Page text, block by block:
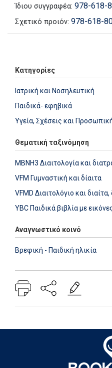
Ίδιου συγγραφέα: 978-618-
Σχετικό προιόν: 978-618-
Κατηγορίες
Ιατρική και Νοσηλευτική
Παιδικά- εφηβικά
Υγεία, Σχέσεις και
Θεματική ταξινόμηση
MBNH3 Διαιτολογία και
VFM Γυμναστική και δίαιτα
VFMD Διαιτολόγιο και
YBC Παιδικά βιβλία με
Αναγνωστικό κοινό
Βρεφική - Παιδική ηλικία